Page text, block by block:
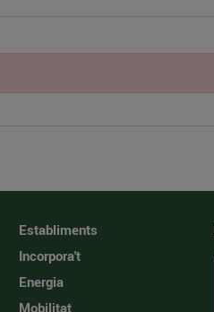
Establiments
Incorpora't
Energia
Mobilitat